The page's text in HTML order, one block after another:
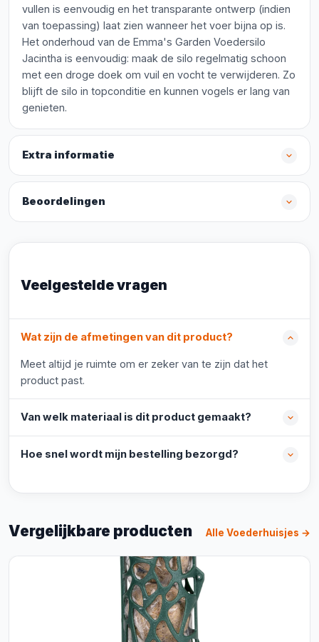
vullen is eenvoudig en het transparante ontwerp (indien
van toepassing) laat zien wanneer het voer bijna op is.
Het onderhoud van de Emma's Garden Voedersilo
Jacintha is eenvoudig: maak de silo regelmatig schoon
met een droge doek om vuil en vocht te verwijderen. Zo
blijft de silo in topconditie en kunnen vogels er lang van
genieten.
Extra informatie
Beoordelingen
Veelgestelde vragen
Wat zijn de afmetingen van dit product?
Meet altijd je ruimte om er zeker van te zijn dat het
product past.
Van welk materiaal is dit product gemaakt?
Hoe snel wordt mijn bestelling bezorgd?
Vergelijkbare producten Alle Voederhuisjes →